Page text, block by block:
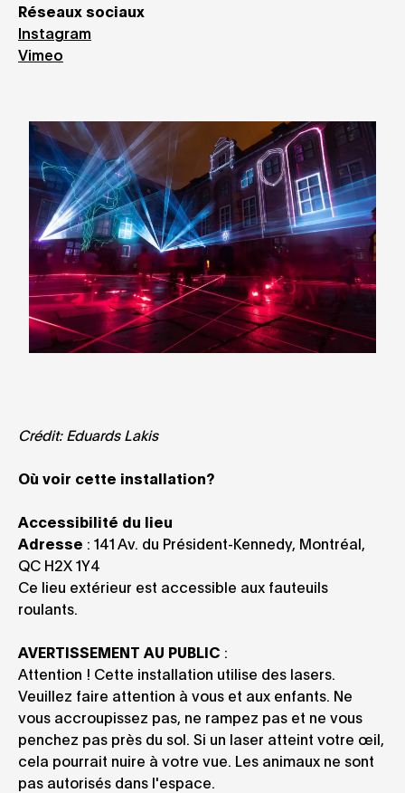
Réseaux sociaux
Instagram
Vimeo
Crédit: Eduards Lakis
Où voir cette installation?
Accessibilité du lieu
Adresse : 141 Av. du Président-Kennedy, Montréal,
QC H2X 1Y4
Ce lieu extérieur est accessible aux fauteuils
roulants.
AVERTISSEMENT AU PUBLIC :
Attention ! Cette installation utilise des lasers.
Veuillez faire attention à vous et aux enfants. Ne
vous accroupissez pas, ne rampez pas et ne vous
penchez pas près du sol. Si un laser atteint votre œil,
cela pourrait nuire à votre vue. Les animaux ne sont
pas autorisés dans l'espace.